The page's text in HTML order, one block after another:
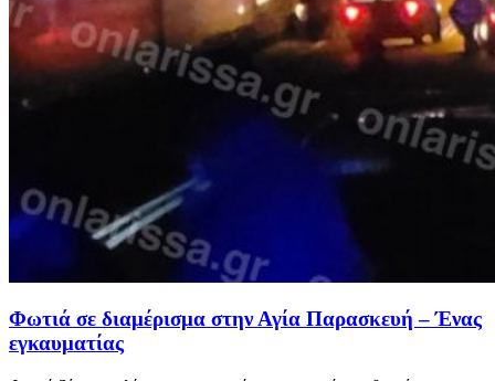
Φωτιά σε διαμέρισμα στην Αγία Παρασκευή – Ένας
εγκαυματίας